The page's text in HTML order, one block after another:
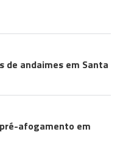
de andaimes em Santa
afogamento em